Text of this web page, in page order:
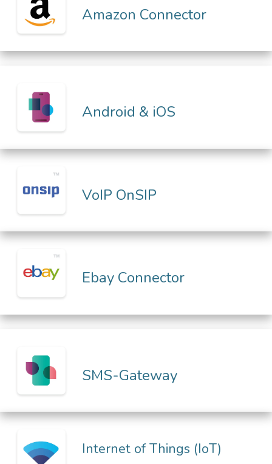
Amazon Connector
Android & iOS
VoIP OnSIP
Ebay Connector
SMS-Gateway
Internet of Things (IoT)